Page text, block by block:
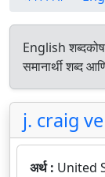
English
समानार्थी शब्द
j. craig
अर्थ : United